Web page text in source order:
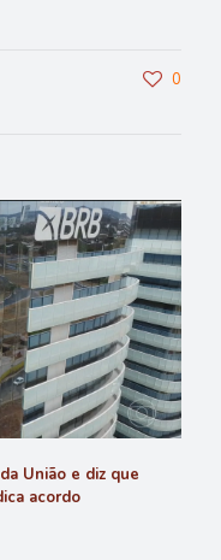
0
União e diz que
acordo